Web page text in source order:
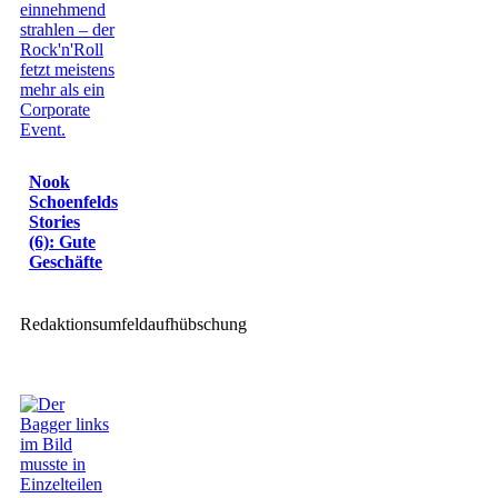
Nook
Schoenfelds
Stories
(6): Gute
Geschäfte
Redaktionsumfeldaufhübschung